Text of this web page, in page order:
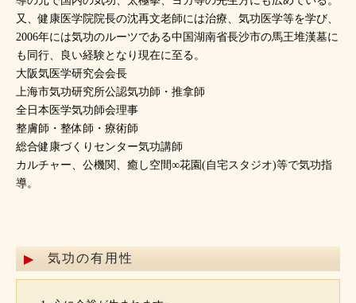
又、健康医学院院長の沈再文老師には治療、気功医学等を学び、
2006年には気功のルーツである中国湖南省長沙市の馬王堆漢墓に
も同行、良い経験となり現在に至る。
大阪気医学研究会会長
上海市気功研究所公認気功師・推拿師
全日本医学気功師会理事
整膚師・整体師・療術師
総合健康づくりセンター気功講師
カルチャー、公機関、癒し空間∞花園(自宅スタジオ)等で気功指
導。
気功の有用性